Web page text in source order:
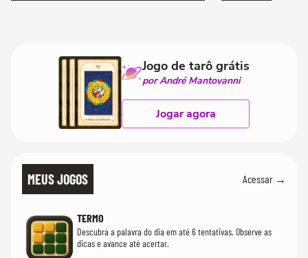
Jogo de tarô grátis
por André Mantovanni
Jogar agora
MEUS JOGOS Acessar →
TERMO
Descubra a palavra do dia em até 6 tentativas. Observe as
dicas e avance até acertar.